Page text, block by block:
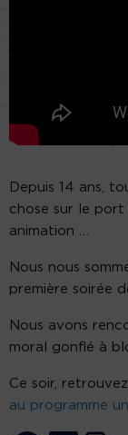
Depuis 14 ans,
chose sur le port
animation …
Nous nous
première soirée
Nous avons
moral gonflé à
Ce soir,
au programme